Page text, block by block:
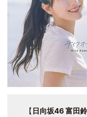
【 日向坂46 富田